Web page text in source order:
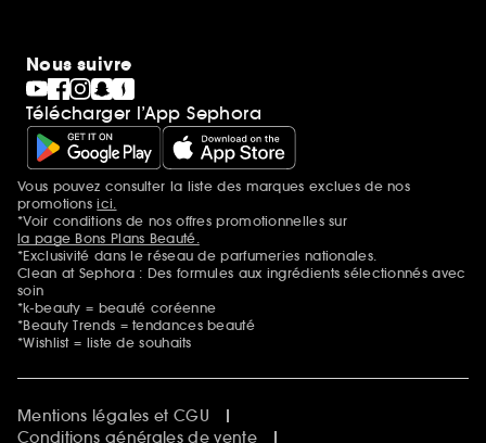
Nous suivre
Télécharger l’App Sephora
Mentions additionnelles
Vous pouvez consulter la liste des marques exclues de nos
promotionsici.
*Voir conditions de nos offres promotionnelles sur
la page Bons Plans Beauté.
*Exclusivité dans le réseau de parfumeries nationales.
Clean at Sephora : Des formules aux ingrédients sélectionnés avec
soin
*k-beauty = beauté coréenne
*Beauty Trends = tendances beauté
*Wishlist = liste de souhaits
Mentions légales et CGU
Conditions générales de vente